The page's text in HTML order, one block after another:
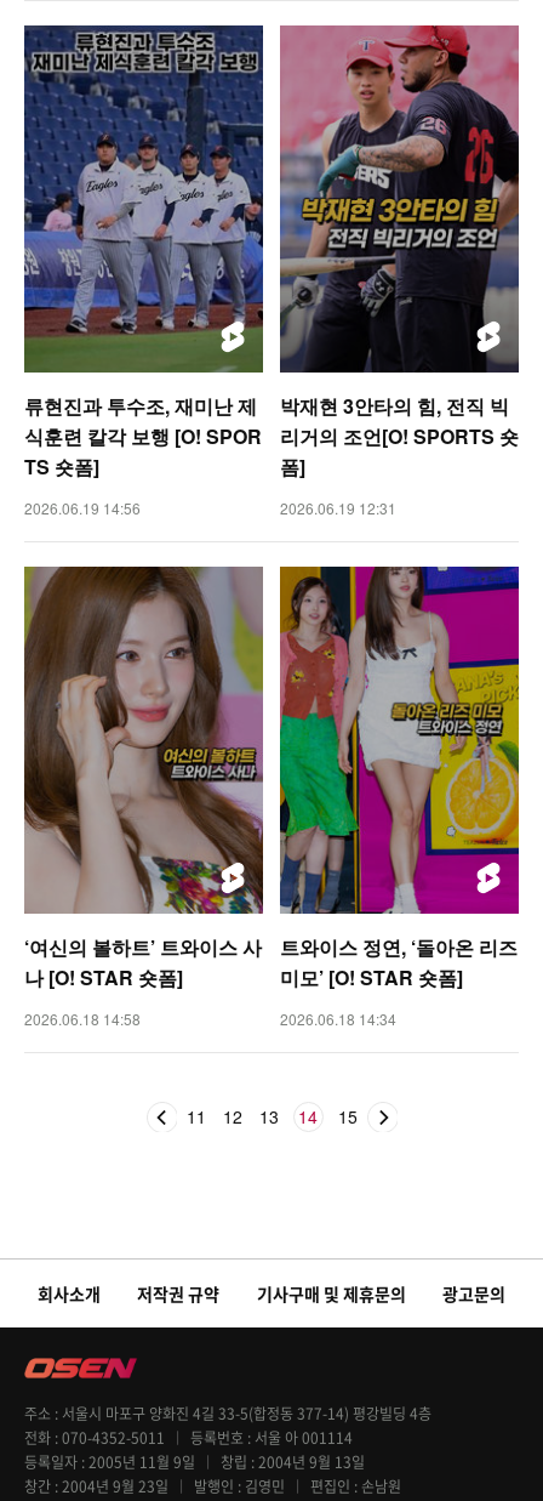
류현진과 투수조, 재미난 제
식훈련 칼각 보행 [O! SPOR
TS 숏폼]
2026.06.19 14:56
박재현 3안타의 힘, 전직 빅
리거의 조언[O! SPORTS 숏
폼]
2026.06.19 12:31
‘여신의 볼하트’ 트와이스 사
나 [O! STAR 숏폼]
2026.06.18 14:58
트와이스 정연, ‘돌아온 리즈
미모’ [O! STAR 숏폼]
2026.06.18 14:34
11 12 13 14 15
회사소개 저작권 규약 기사구매 및 제휴문의 광고문의
주소
서울시 마포구 양화진 4길 33-5(합정동 377-14) 평강빌딩 4층
전화 070-4352-5011 등록번호
서울 아 001114
등록일자 2005년 11월 9일 창립 2004년 9월 13일
창간 2004년 9월 23일 발행인 김영민 편집인
손남원